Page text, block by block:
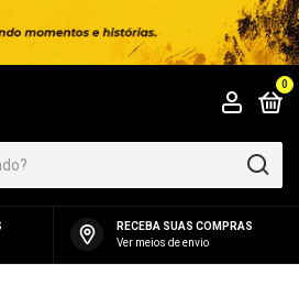
0
RECEBA SUAS COMPRAS
Ver meios de envio